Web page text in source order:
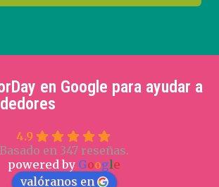
en Google para ayudar a
4.9
Basado en 347 reseñas.
powered by Google
valóranos en